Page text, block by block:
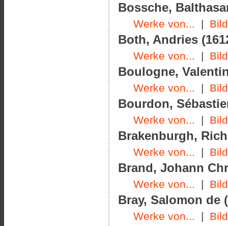
Bossche,
Werke von... |
Both, Andries
Werke von... |
Boulogne,
Werke von... |
Bourdon,
Werke von... |
Brakenburgh,
Werke von... |
Brand, Johann
Werke von... |
Bray, Salomon de
Werke von... |